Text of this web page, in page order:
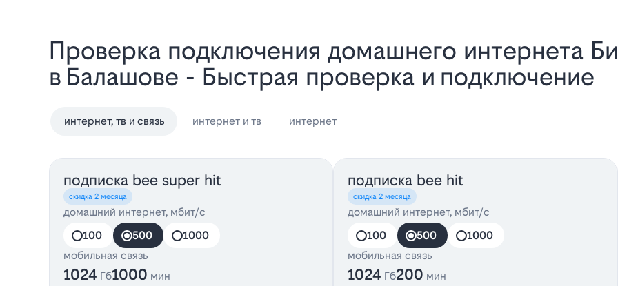
Проверка подключения домашнего интернета
в Балашове - Быстрая проверка и подключение
интернет, тв и связь интернет и тв интернет
подписка bee super hit
скидка 2 месяца
домашний интернет, мбит/с
100
500
1000
мобильная связь
1024 Гб1000 мин
подписка bee hit
скидка 2 месяца
домашний интернет, мбит/с
100
500
1000
мобильная связь
1024 Гб200 мин